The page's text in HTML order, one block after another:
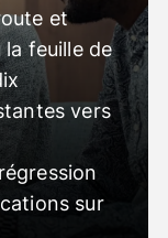
et
feuille de
vers
sur